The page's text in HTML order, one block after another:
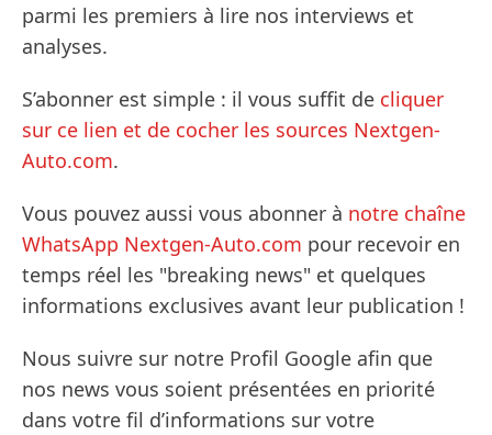
parmi les premiers à lire nos interviews et
analyses.
S’abonner est simple : il vous suffit de cliquer
sur ce lien et de cocher les sources Nextgen-
Auto.com.
Vous pouvez aussi vous abonner à notre chaîne
WhatsApp Nextgen-Auto.com pour recevoir en
temps réel les "breaking news" et quelques
informations exclusives avant leur publication !
Nous suivre sur notre Profil Google afin que
nos news vous soient présentées en priorité
dans votre fil d’informations sur votre